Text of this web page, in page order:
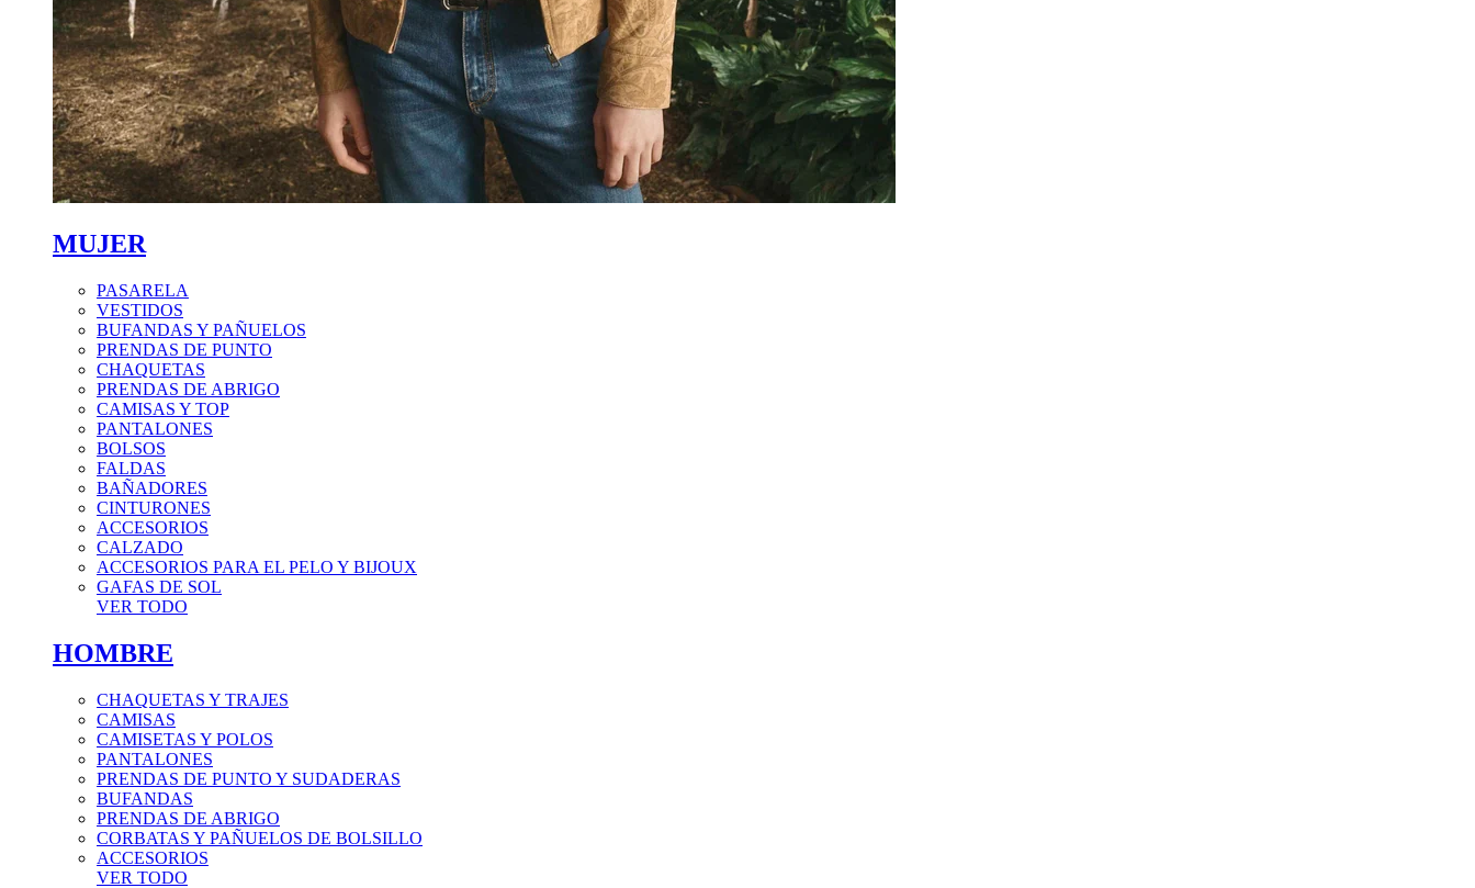
MUJER
PASARELA
VESTIDOS
BUFANDAS Y PAÑUELOS
PRENDAS DE PUNTO
CHAQUETAS
PRENDAS DE ABRIGO
CAMISAS Y TOP
PANTALONES
BOLSOS
FALDAS
BAÑADORES
CINTURONES
ACCESORIOS
CALZADO
ACCESORIOS PARA EL PELO Y BIJOUX
GAFAS DE SOL
VER TODO
HOMBRE
CHAQUETAS Y TRAJES
CAMISAS
CAMISETAS Y POLOS
PANTALONES
PRENDAS DE PUNTO Y SUDADERAS
BUFANDAS
PRENDAS DE ABRIGO
CORBATAS Y PAÑUELOS DE BOLSILLO
ACCESORIOS
VER TODO